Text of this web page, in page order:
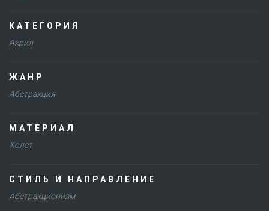
КАТЕГОРИЯ
Акрил
ЖАНР
Абстракция
МАТЕРИАЛ
Холст
СТИЛЬ И НАПРАВЛЕНИЕ
Абстракционизм